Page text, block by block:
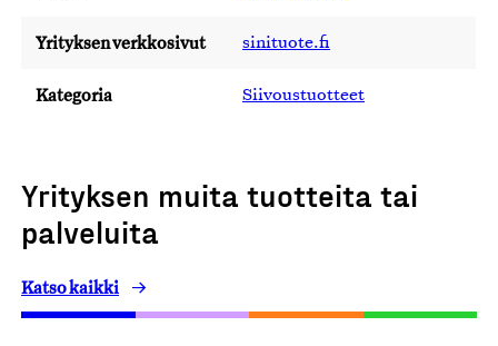
Yrityksen verkkosivut sinituote.fi
Kategoria Siivoustuotteet
Yrityksen muita tuotteita tai
palveluita
Katso kaikki